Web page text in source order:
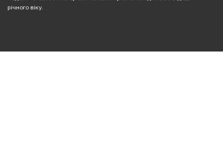
річного віку.